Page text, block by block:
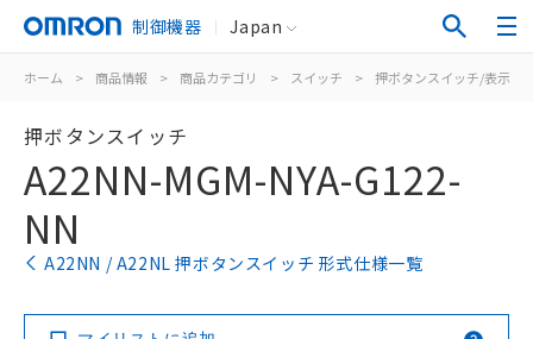
制御機器 Japan
ホーム > 商品情報 > 商品カテゴリ > スイッチ > 押ボタンスイッチ/表示灯
押ボタンスイッチ
A22NN-MGM-NYA-G122-
NN
A22NN / A22NL 押ボタンスイッチ 形式仕様一覧